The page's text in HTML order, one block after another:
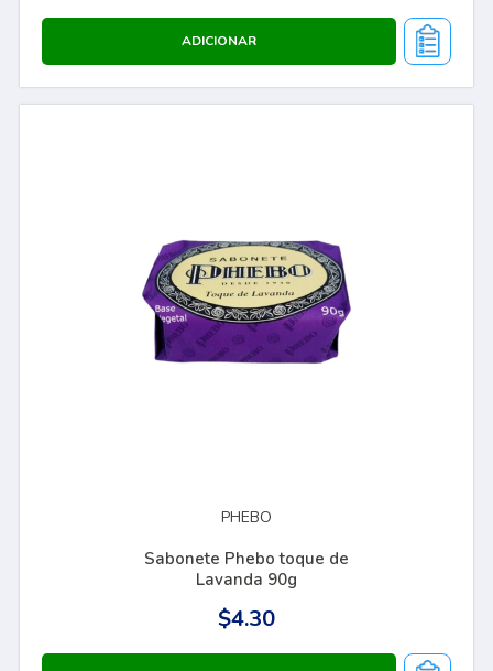
PHEBO
Sabonete Phebo toque de
Lavanda 90g
$4.30